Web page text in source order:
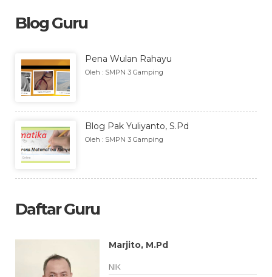
Blog Guru
Pena Wulan Rahayu
Oleh : SMPN 3 Gamping
Blog Pak Yuliyanto, S.Pd
Oleh : SMPN 3 Gamping
Daftar Guru
Marjito, M.Pd
NIK